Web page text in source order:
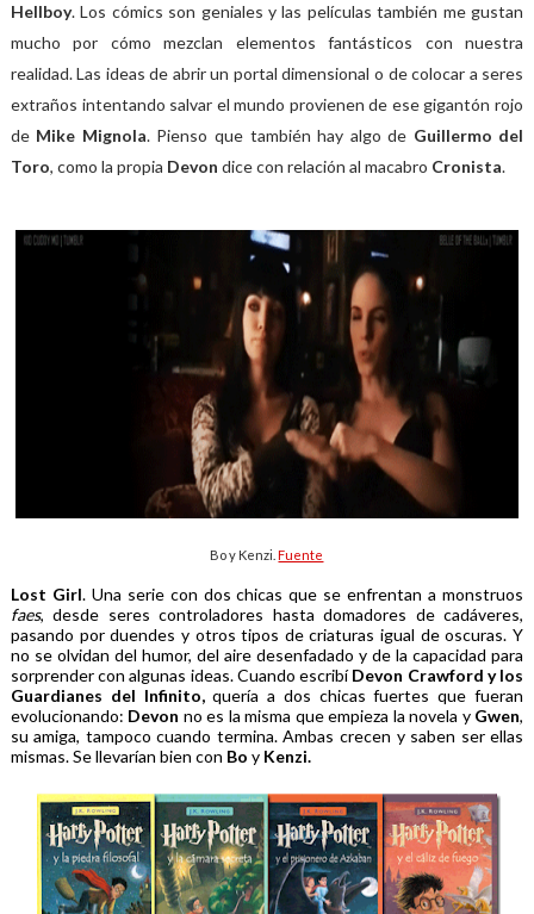
Hellboy. Los cómics son geniales y las películas también me gustan
mucho por cómo mezclan elementos fantásticos con nuestra
realidad. Las ideas de abrir un portal dimensional o de colocar a seres
extraños intentando salvar el mundo provienen de ese gigantón rojo
de Mike Mignola. Pienso que también hay algo de Guillermo del
Toro, como la propia Devon dice con relación al macabro Cronista.
Bo y Kenzi.Fuente
Lost Girl. Una serie con dos chicas que se enfrentan a monstruos
faes, desde seres controladores hasta domadores de cadáveres,
pasando por duendes y otros tipos de criaturas igual de oscuras. Y
no se olvidan del humor, del aire desenfadado y de la capacidad para
sorprender con algunas ideas. Cuando escribíDevon Crawford y los
Guardianes del Infinito,quería a dos chicas fuertes que fueran
evolucionando: Devon no es la misma que empieza la novela y Gwen,
su amiga, tampoco cuando termina. Ambas crecen y saben ser ellas
mismas. Se llevarían bien con Bo y Kenzi.